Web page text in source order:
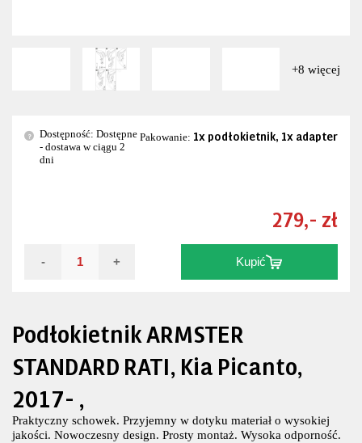
+8 więcej
Podłokietnik ARMSTER
STANDARD RATI, Kia Picanto,
2017- ,
Praktyczny schowek. Przyjemny w dotyku materiał o wysokiej
jakości. Nowoczesny design. Prosty montaż. Wysoka odporność.
?
Dostępność: Dostępne
- dostawa w ciągu 2
dni
Pakowanie: 1x podłokietnik, 1x adapter
279,- zł
- + Kupić